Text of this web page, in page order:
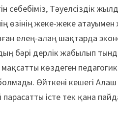
себебіміз, Тәуелсіздік
өзінің жеке-жеке
елең-алаң шақтарда
бәрі дерлік жабылып
көздеген
Өйт­кені кешегі
парасатты істе тек қана